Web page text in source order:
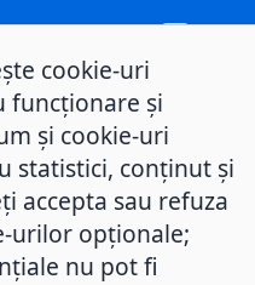
cookie-uri
funcționare și
și cookie-uri
statistici, conținut și
accepta sau refuza
urilor opționale;
nu pot fi